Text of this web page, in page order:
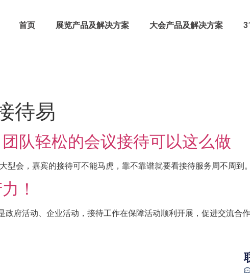
首页 展览产品及解决方案 大会产品及解决方案
待易
队轻松的会议接待可以这么做
型会，嘉宾的接待可不能马虎，靠不靠谱就要看接待服务周不周
！
政府活动、企业活动，接待工作在保障活动顺利开展，促进交流合